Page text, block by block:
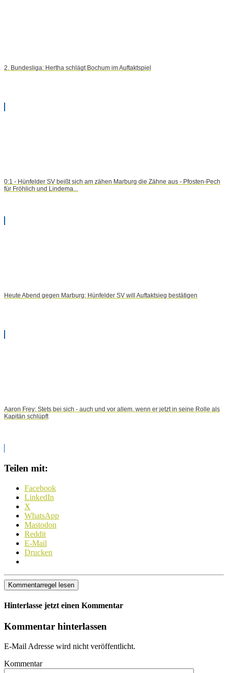
2. Bundesliga: Hertha schlägt Bochum im Auftaktspiel
0:1 - Hünfelder SV beißt sich am zähen Marburg die Zähne aus - Pfosten-Pech
für Fröhlich und Lindema...
Heute Abend gegen Marburg: Hünfelder SV will Auftaktsieg bestätigen
Aaron Frey: Stets bei sich - auch und vor allem, wenn er jetzt in seine Rolle als
Kapitän schlüpft
Teilen mit:
Facebook
LinkedIn
X
WhatsApp
Mastodon
Reddit
E-Mail
Drucken
Kommentarregel lesen
Hinterlasse jetzt einen Kommentar
Kommentar hinterlassen
E-Mail Adresse wird nicht veröffentlicht.
Kommentar